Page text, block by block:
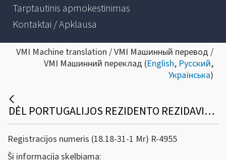
Tarptautinis apmokestinimas
Kontaktai / Apklausa
VMI Machine translation / VMI Машинный перевод /
VMI Машинний переклад (English, Русский,
Українська)
DĖL PORTUGALIJOS REZIDENTO REZIDAVIMO VIETĄ PATVIRTINANČIOS PAŽYMOS
Registracijos numeris (18.18-31-1 Mr) R-4955
Ši informacija skelbiama: